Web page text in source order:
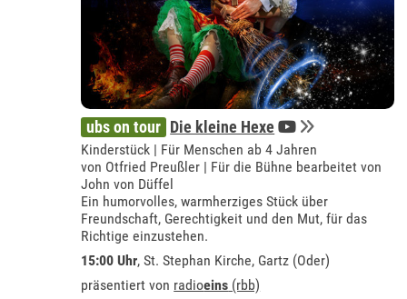
ubs on tour Die kleine Hexe
Kinderstück | Für Menschen ab 4 Jahren
von Otfried Preußler | Für die Bühne bearbeitet von
John von Düffel
Ein humorvolles, warmherziges Stück über
Freundschaft, Gerechtigkeit und den Mut, für das
Richtige einzustehen.
15:00 Uhr, St. Stephan Kirche, Gartz (Oder)
präsentiert von radioeins (rbb)